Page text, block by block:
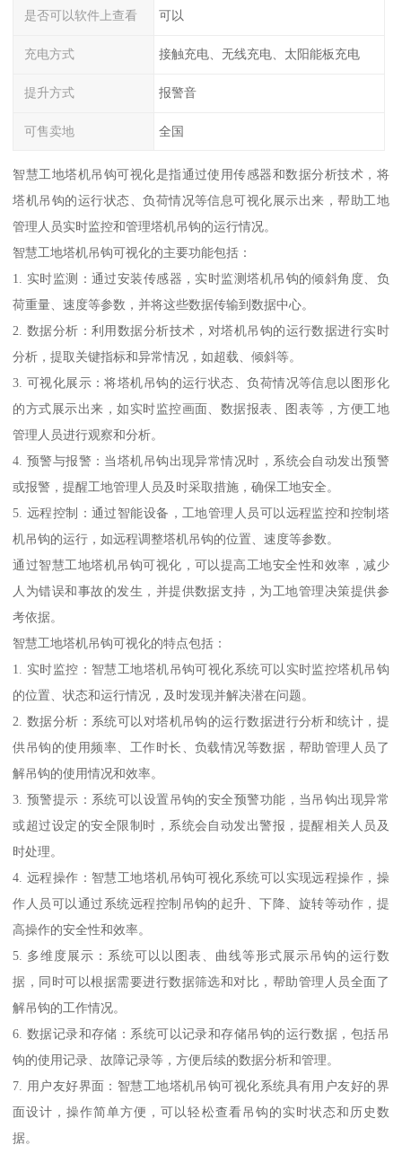
是否可以软件上查看 可以
充电方式 接触充电、无线充电、太阳能板充电
提升方式 报警音
可售卖地 全国
智慧工地塔机吊钩可视化是指通过使用传感器和数据分析技术，将
塔机吊钩的运行状态、负荷情况等信息可视化展示出来，帮助工地
管理人员实时监控和管理塔机吊钩的运行情况。
智慧工地塔机吊钩可视化的主要功能包括：
1. 实时监测：通过安装传感器，实时监测塔机吊钩的倾斜角度、负
荷重量、速度等参数，并将这些数据传输到数据中心。
2. 数据分析：利用数据分析技术，对塔机吊钩的运行数据进行实时
分析，提取关键指标和异常情况，如超载、倾斜等。
3. 可视化展示：将塔机吊钩的运行状态、负荷情况等信息以图形化
的方式展示出来，如实时监控画面、数据报表、图表等，方便工地
管理人员进行观察和分析。
4. 预警与报警：当塔机吊钩出现异常情况时，系统会自动发出预警
或报警，提醒工地管理人员及时采取措施，确保工地安全。
5. 远程控制：通过智能设备，工地管理人员可以远程监控和控制塔
机吊钩的运行，如远程调整塔机吊钩的位置、速度等参数。
通过智慧工地塔机吊钩可视化，可以提高工地安全性和效率，减少
人为错误和事故的发生，并提供数据支持，为工地管理决策提供参
考依据。
智慧工地塔机吊钩可视化的特点包括：
1. 实时监控：智慧工地塔机吊钩可视化系统可以实时监控塔机吊钩
的位置、状态和运行情况，及时发现并解决潜在问题。
2. 数据分析：系统可以对塔机吊钩的运行数据进行分析和统计，提
供吊钩的使用频率、工作时长、负载情况等数据，帮助管理人员了
解吊钩的使用情况和效率。
3. 预警提示：系统可以设置吊钩的安全预警功能，当吊钩出现异常
或超过设定的安全限制时，系统会自动发出警报，提醒相关人员及
时处理。
4. 远程操作：智慧工地塔机吊钩可视化系统可以实现远程操作，操
作人员可以通过系统远程控制吊钩的起升、下降、旋转等动作，提
高操作的安全性和效率。
5. 多维度展示：系统可以以图表、曲线等形式展示吊钩的运行数
据，同时可以根据需要进行数据筛选和对比，帮助管理人员全面了
解吊钩的工作情况。
6. 数据记录和存储：系统可以记录和存储吊钩的运行数据，包括吊
钩的使用记录、故障记录等，方便后续的数据分析和管理。
7. 用户友好界面：智慧工地塔机吊钩可视化系统具有用户友好的界
面设计，操作简单方便，可以轻松查看吊钩的实时状态和历史数
据。